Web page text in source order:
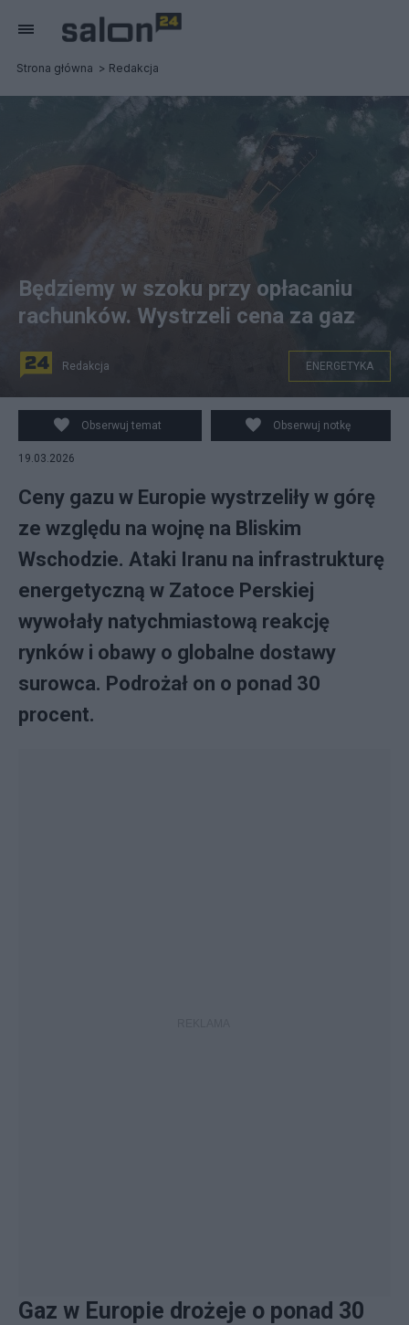
Strona główna Redakcja
Będziemy w szoku przy opłacaniu
rachunków. Wystrzeli cena za gaz
Redakcja ENERGETYKA
Obserwuj temat Obserwuj notkę
19.03.2026
Ceny gazu w Europie wystrzeliły w górę
ze względu na wojnę na Bliskim
Wschodzie. Ataki Iranu na infrastrukturę
energetyczną w Zatoce Perskiej
wywołały natychmiastową reakcję
rynków i obawy o globalne dostawy
surowca. Podrożał on o ponad 30
procent.
Gaz w Europie drożeje o ponad 30